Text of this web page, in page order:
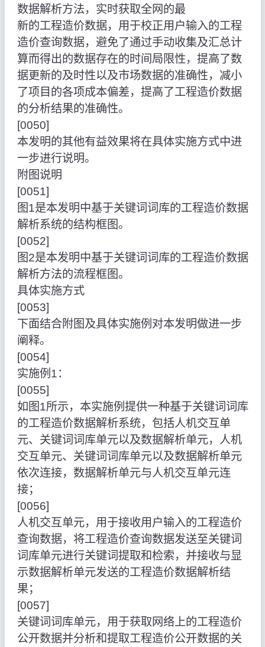
数据解析方法，实时获取全网的最
新的工程造价数据，用于校正用户输入的工程
造价查询数据，避免了通过手动收集及汇总计
算而得出的数据存在的时间局限性，提高了数
据更新的及时性以及市场数据的准确性，减小
了项目的各项成本偏差，提高了工程造价数据
的分析结果的准确性。
[0050]
本发明的其他有益效果将在具体实施方式中进
一步进行说明。
附图说明
[0051]
图1是本发明中基于关键词词库的工程造价数据
解析系统的结构框图。
[0052]
图2是本发明中基于关键词词库的工程造价数据
解析方法的流程框图。
具体实施方式
[0053]
下面结合附图及具体实施例对本发明做进一步
阐释。
[0054]
实施例1：
[0055]
如图1所示，本实施例提供一种基于关键词词库
的工程造价数据解析系统，包括人机交互单
元、关键词词库单元以及数据解析单元，人机
交互单元、关键词词库单元以及数据解析单元
依次连接，数据解析单元与人机交互单元连
接；
[0056]
人机交互单元，用于接收用户输入的工程造价
查询数据，将工程造价查询数据发送至关键词
词库单元进行关键词提取和检索，并接收与显
示数据解析单元发送的工程造价数据解析结
果；
[0057]
关键词词库单元，用于获取网络上的工程造价
公开数据并分析和提取工程造价公开数据的关